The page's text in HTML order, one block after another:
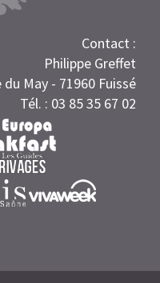
Contact :
Philippe Greffet
May - 71960 Fuissé
Tél. : 03 85 35 67 02